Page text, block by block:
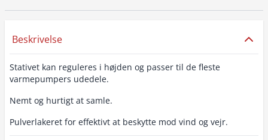
Beskrivelse
Stativet kan reguleres i højden og passer til de fleste
varmepumpers udedele.
Nemt og hurtigt at samle.
Pulverlakeret for effektivt at beskytte mod vind og vejr.